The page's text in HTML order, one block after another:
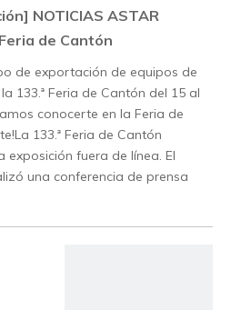
NOTICIAS ASTAR
de Cantón
de exportación de equipos de
133.ª Feria de Cantón del 15 al
conocerte en la Feria de
133.ª Feria de Cantón
fuera de línea. El
una conferencia de prensa